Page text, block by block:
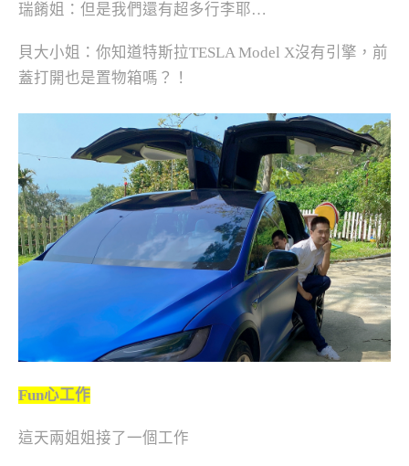
瑞餚姐：但是我們還有超多行李耶…
貝大小姐：你知道特斯拉TESLA Model X沒有引擎，前
蓋打開也是置物箱嗎？！
Fun心工作
這天兩姐姐接了一個工作